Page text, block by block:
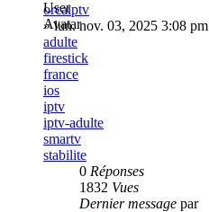
orcaiptv
»lun. nov. 03, 2025 3:08 pm
adulte
firestick
france
ios
iptv
iptv-adulte
smartv
stabilite
0 Réponses
1832 Vues
Dernier message par